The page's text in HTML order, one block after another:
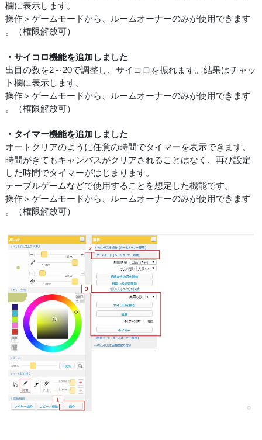
欄に表示します。
操作＞ゲームモードから、ルームオーナーのみが使用できます
。（権限解放可）
・サイコロ機能を追加しました
出目の数を2～20で調整し、サイコロを振れます。結果はチャッ
ト欄に表示します。
操作＞ゲームモードから、ルームオーナーのみが使用できます
。（権限解放可）
・タイマー機能を追加しました
オートクリアのように任意の時間でタイマーを表示できます。
時間がきてもキャンバスがクリアされることはなく、再び設定
した時間でタイマーがはじまります。
テーブルゲームなどで使用することを想定した機能です。
操作＞ゲームモードから、ルームオーナーのみが使用できます
。（権限解放可）